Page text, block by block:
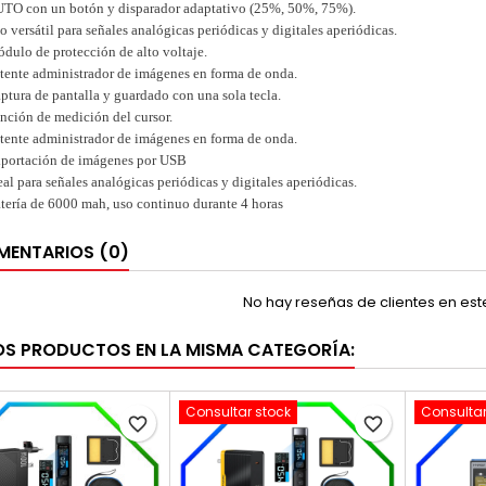
con un botón y disparador adaptativo (25%, 50%, 75%).
versátil para señales analógicas periódicas y digitales aperiódicas.
de protección de alto voltaje.
administrador de imágenes en forma de onda.
de pantalla y guardado con una sola tecla.
de medición del cursor.
administrador de imágenes en forma de onda.
de imágenes por USB
para señales analógicas periódicas y digitales aperiódicas.
de 6000 mah, uso continuo durante 4 horas
(0)
No hay reseñas de clientes en
PRODUCTOS EN LA MISMA CATEGORÍA:
favorite_border
Consultar stock
favorite_border